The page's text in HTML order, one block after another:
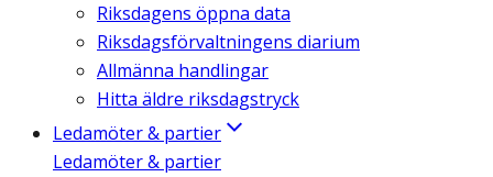
Riksdagens öppna data
Riksdagsförvaltningens diarium
Allmänna handlingar
Hitta äldre riksdagstryck
Ledamöter & partier
Ledamöter & partier